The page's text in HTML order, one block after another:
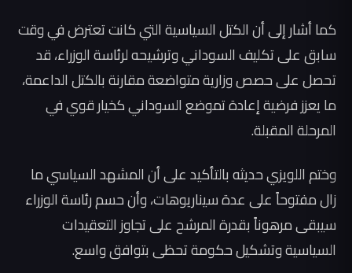
كما أشار إلى أن الكتل السياسية التي كانت تعترض في وقت
سابق على تكليف السوداني وترشيحه لرئاسة الوزراء، قد
تحصل على حصص وزارية متواضعة مقارنة بالكتل الداعمة،
ما يعزز فرضية إعادة تموضع السوداني كخيار قوي في
المرحلة المقبلة.
وختم اللويزي حديثه بالتأكيد على أن المشهد السياسي ما
زال مفتوحاً على عدة سيناريوهات، وأن حسم رئاسة الوزراء
سيبقى مرهوناً بقدرة المرشح على تجاوز التعقيدات
السياسية وتشكيل حكومة تحظى بتوافق واسع.